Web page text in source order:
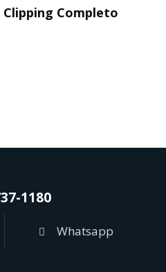
Clipping Completo
1180
Whatsapp